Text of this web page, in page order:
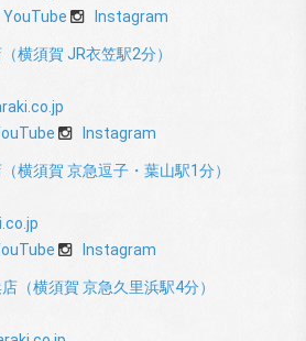
YouTube Instagram
横須賀 JR衣笠駅2分）
Instagram
横須賀 京急逗子・葉山駅1分）
Instagram
（横須賀 京急久里浜駅4分）